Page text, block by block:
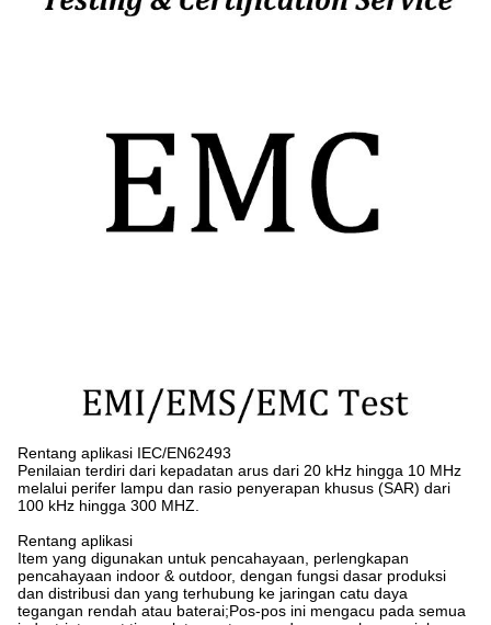
Rentang aplikasi IEC/EN62493
Penilaian terdiri dari kepadatan arus dari 20 kHz hingga 10 MHz
melalui perifer lampu dan rasio penyerapan khusus (SAR) dari
100 kHz hingga 300 MHZ.
Rentang aplikasi
Item yang digunakan untuk pencahayaan, perlengkapan
pencahayaan indoor & outdoor, dengan fungsi dasar produksi
dan distribusi dan yang terhubung ke jaringan catu daya
tegangan rendah atau baterai;Pos-pos ini mengacu pada semua